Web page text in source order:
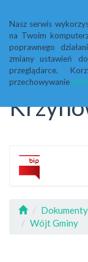
Nasz serwis
na Twoim
poprawnego
zmiany ustawień
przeglądarce.
przechowywanie
Wójt Gminy